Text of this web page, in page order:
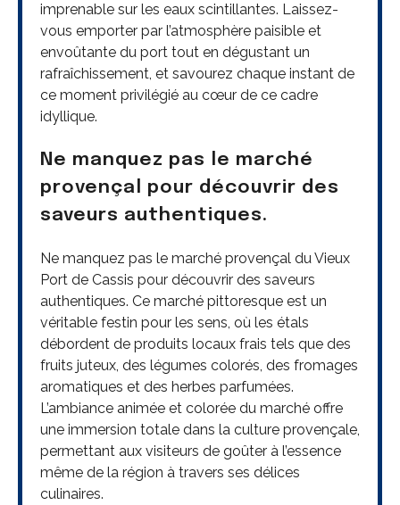
imprenable sur les eaux scintillantes. Laissez-
vous emporter par l’atmosphère paisible et
envoûtante du port tout en dégustant un
rafraîchissement, et savourez chaque instant de
ce moment privilégié au cœur de ce cadre
idyllique.
Ne manquez pas le marché
provençal pour découvrir des
saveurs authentiques.
Ne manquez pas le marché provençal du Vieux
Port de Cassis pour découvrir des saveurs
authentiques. Ce marché pittoresque est un
véritable festin pour les sens, où les étals
débordent de produits locaux frais tels que des
fruits juteux, des légumes colorés, des fromages
aromatiques et des herbes parfumées.
L’ambiance animée et colorée du marché offre
une immersion totale dans la culture provençale,
permettant aux visiteurs de goûter à l’essence
même de la région à travers ses délices
culinaires.